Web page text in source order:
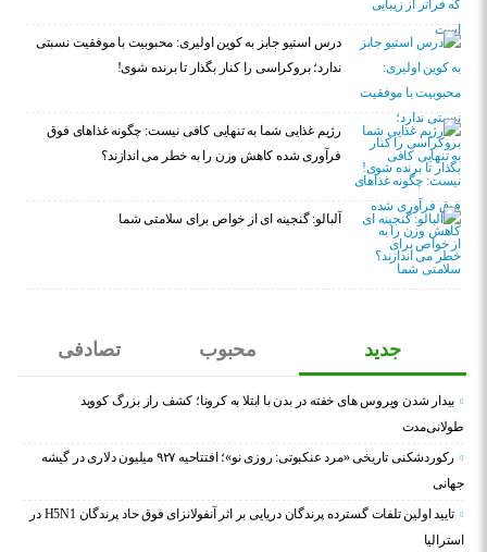
درس استیو جابز به کوین اولیری: محبوبیت با موفقیت نسبتی
ندارد؛ بروکراسی را کنار بگذار تا برنده شوی!
رژیم غذایی شما به تنهایی کافی نیست: چگونه غذاهای فوق
فرآوری شده کاهش وزن را به خطر می اندازند؟
آلبالو: گنجینه ای از خواص برای سلامتی شما
جدید محبوب تصادفی
بیدار شدن ویروس‌ های خفته در بدن با ابتلا به کرونا؛ کشف راز بزرگ کووید
طولانی‌مدت
رکوردشکنی تاریخی «مرد عنکبوتی: روزی نو»؛ افتتاحیه ۹۲۷ میلیون دلاری در گیشه
جهانی
تایید اولین تلفات گسترده پرندگان دریایی بر اثر آنفولانزای فوق حاد پرندگان H5N1 در
استرالیا